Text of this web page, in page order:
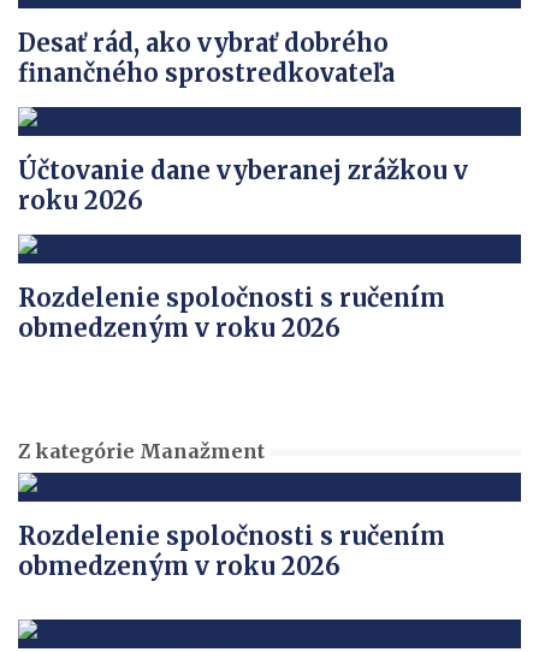
Desať rád, ako vybrať dobrého
finančného sprostredkovateľa
Účtovanie dane vyberanej zrážkou v
roku 2026
Rozdelenie spoločnosti s ručením
obmedzeným v roku 2026
Z kategórie Manažment
Rozdelenie spoločnosti s ručením
obmedzeným v roku 2026